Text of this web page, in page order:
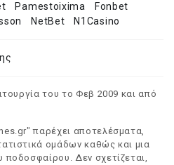
Pamestoixima
Fonbet
NetBet N1Casino
του το Φεβ 2009 και από
παρέχει αποτελέσματα,
ομάδων καθώς και μια
ποδοσφαίρου. Δεν σχετίζεται,